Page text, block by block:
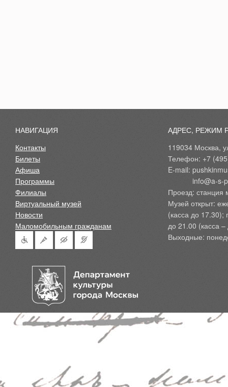
НАВИГАЦИЯ
Контакты
Билеты
Афиша
Программы
Филиалы
Виртуальный музей
Новости
Маломобильным гражданам
АДРЕС, РЕЖИМ
119034 Москва,
Телефон: +7
E-mail:
Проезд: станция
Музей открыт:
(касса до 17.30);
до 21.00 (касса
Выходные: